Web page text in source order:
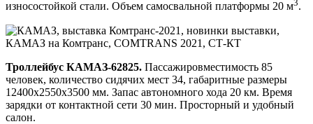
износостойкой стали. Объем самосвальной платформы 20 м3.
Троллейбус КАМАЗ-62825. Пассажировместимость 85
человек, количество сидячих мест 34, габаритные размеры
12400х2550х3500 мм. Запас автономного хода 20 км. Время
зарядки от контактной сети 30 мин. Просторный и удобный
салон.